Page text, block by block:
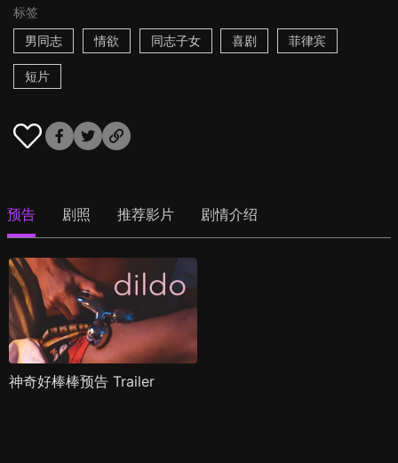
标签
男同志
情欲 同志子女 喜剧 菲律宾
短片
预告 剧照 推荐影片 剧情介绍
神奇好棒棒预告 Trailer